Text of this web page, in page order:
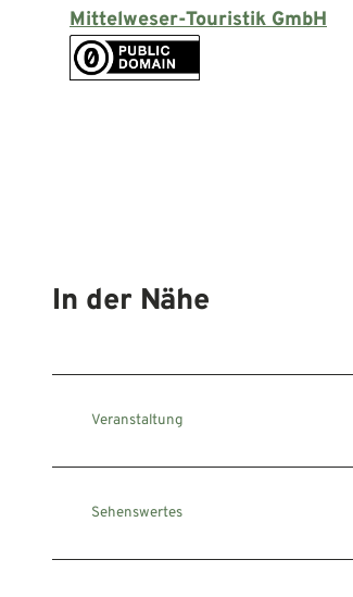
Mittelweser-Touristik GmbH
In der Nähe
Veranstaltung
Sehenswertes